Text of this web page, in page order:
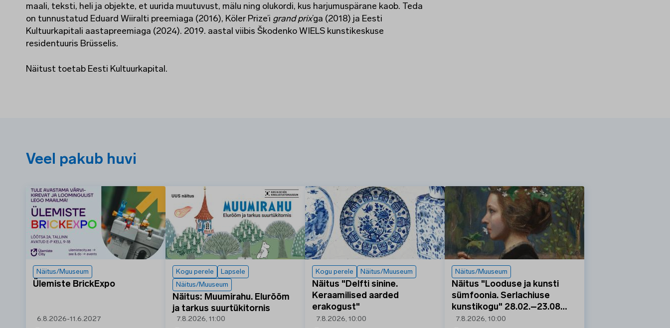
maali, teksti, heli ja objekte, et uurida muutuvust, mälu ning olukordi, kus harjumuspärane kaob. Teda
on tunnustatud Eduard Wiiralti preemiaga (2016), Köler Prize’i grand prix’ga (2018) ja Eesti
Kultuurkapitali aastapreemiaga (2024). 2019. aastal viibis Škodenko WIELS kunstikeskuse
residentuuris Brüsselis.
Näitust toetab Eesti Kultuurkapital.
Veel pakub huvi
Näitus/Muuseum
Ülemiste BrickExpo
6.8.2026-11.6.2027
Kogu perele
Lapsele
Näitus/Muuseum
Näitus: Muumirahu. Elurõõm
ja tarkus suurtükitornis
7.8.2026, 11:00
Kogu perele Näitus/Muuseum
Näitus "Delfti sinine.
Keraamilised aarded
erakogust"
7.8.2026, 10:00
Näitus/Muuseum
Näitus "Looduse ja kunsti
sümfoonia. Serlachiuse
kunstikogu" 28.02.–23.08…
7.8.2026, 10:00